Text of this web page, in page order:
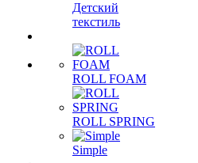
Детский
текстиль
ROLL FOAM
ROLL SPRING
Simple